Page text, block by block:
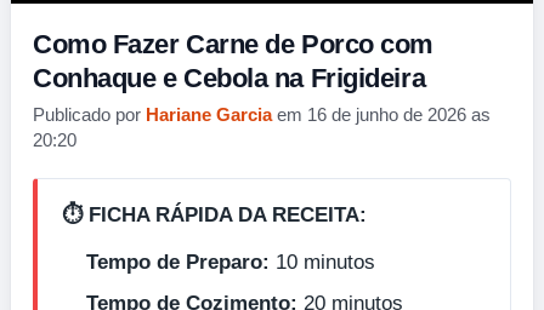
Como Fazer Carne de Porco com
Conhaque e Cebola na Frigideira
Publicado por Hariane Garciaem 16 de junho de 2026 as
20:20
⏱️ FICHA RÁPIDA DA RECEITA:
Tempo de Preparo: 10 minutos
Tempo de Cozimento: 20 minutos